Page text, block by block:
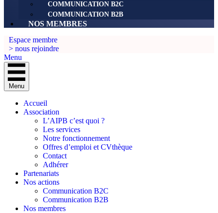
COMMUNICATION B2C
COMMUNICATION B2B
NOS MEMBRES
Espace membre
> nous rejoindre
Menu
Menu
Accueil
Association
L’AIPB c’est quoi ?
Les services
Notre fonctionnement
Offres d’emploi et CVthèque
Contact
Adhérer
Partenariats
Nos actions
Communication B2C
Communication B2B
Nos membres